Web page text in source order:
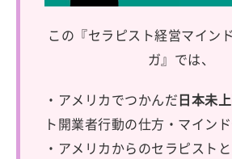
この『セラピスト経営マイン
ガ』では、
・アメリカでつかんだ日本未
ト開業者行動の仕方・マインド
・アメリカからのセラピスト